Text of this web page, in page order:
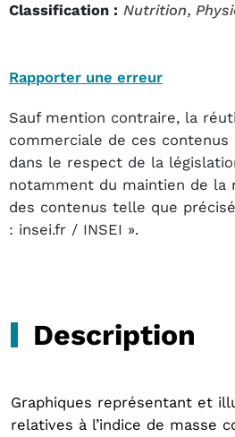
Classification : Nutrition,
Rapporter une erreur
Sauf mention contraire, la
commerciale de ces
dans le respect de la
notamment du maintien de la
des contenus telle que
: insei.fr / INSEI ».
Description
Graphiques représentant et
relatives à l’indice de masse